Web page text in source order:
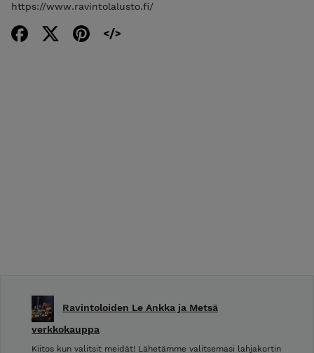
https://www.ravintolalusto.fi/
Ravintoloiden Le Ankka ja Metsä
verkkokauppa
Kiitos kun valitsit meidät! Lähetämme valitsemasi lahjakortin